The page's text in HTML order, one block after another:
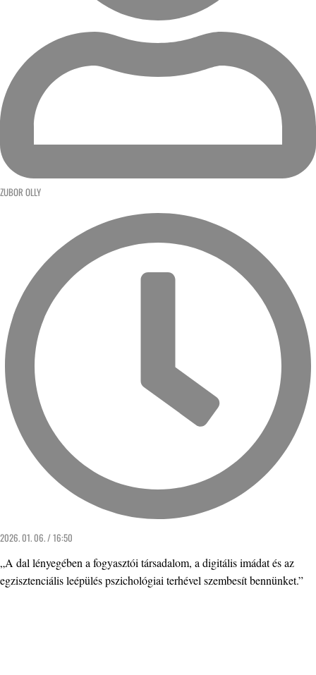
ZUBOR OLLY
2026. 01. 06. / 16:50
„A dal lényegében a fogyasztói társadalom, a digitális imádat és az
egzisztenciális leépülés pszichológiai terhével szembesít bennünket.”